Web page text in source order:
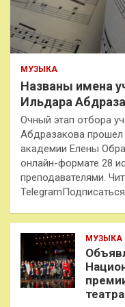
МУЗЫКА
Названы имена
Ильдара
Очный этап отбора
Абдразакова
академии Елены
онлайн-формате 28
преподавателями.
МУЗЫКА